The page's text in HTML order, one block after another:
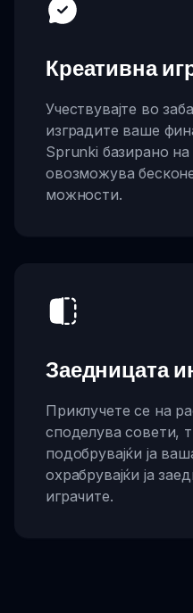
Креативна
Учествувајте во
изградите ваше
Sprunki базирано
овозможува
можности.
Заедницата
Приклучете се на
споделува совети,
подобрувајќи ја
охрабрувајќи ја
играчите.